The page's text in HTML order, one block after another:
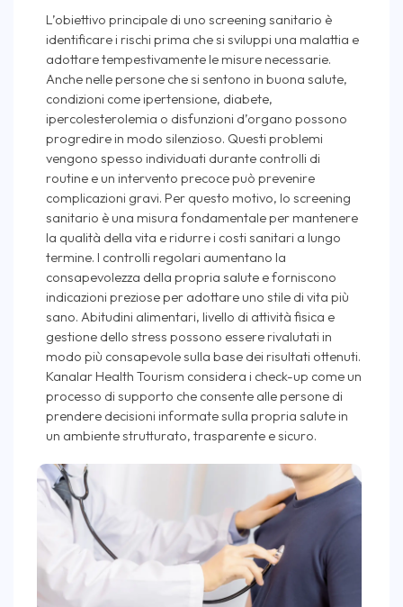
L’obiettivo principale di uno screening sanitario è
identificare i rischi prima che si sviluppi una malattia e
adottare tempestivamente le misure necessarie.
Anche nelle persone che si sentono in buona salute,
condizioni come ipertensione, diabete,
ipercolesterolemia o disfunzioni d’organo possono
progredire in modo silenzioso. Questi problemi
vengono spesso individuati durante controlli di
routine e un intervento precoce può prevenire
complicazioni gravi. Per questo motivo, lo screening
sanitario è una misura fondamentale per mantenere
la qualità della vita e ridurre i costi sanitari a lungo
termine. I controlli regolari aumentano la
consapevolezza della propria salute e forniscono
indicazioni preziose per adottare uno stile di vita più
sano. Abitudini alimentari, livello di attività fisica e
gestione dello stress possono essere rivalutati in
modo più consapevole sulla base dei risultati ottenuti.
Kanalar Health Tourism considera i check-up come un
processo di supporto che consente alle persone di
prendere decisioni informate sulla propria salute in
un ambiente strutturato, trasparente e sicuro.